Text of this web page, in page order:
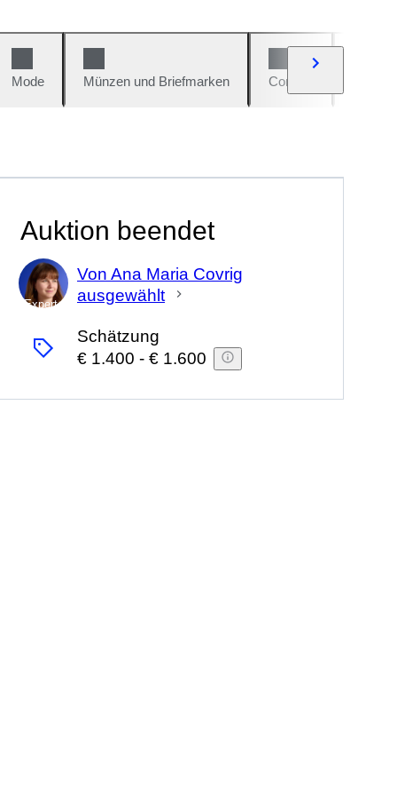
Mode Münzen und Briefmarken Comics
Auktion beendet
Experte
Von Ana Maria Covrig
ausgewählt
Schätzung
€ 1.400 - € 1.600